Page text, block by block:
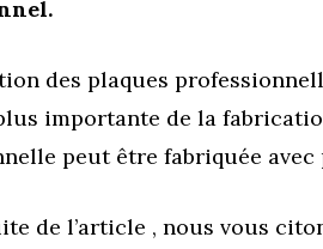
des plaques
importante de la
peut être fabriquée
de l’article , nous vous